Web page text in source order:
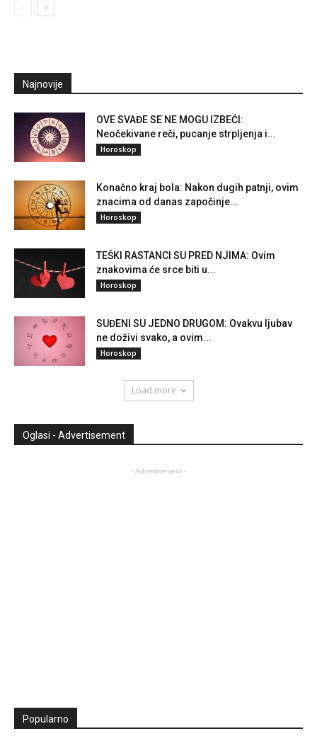
Najnovije
OVE SVAĐE SE NE MOGU IZBEĆI:
Neočekivane reči, pucanje strpljenja i...
Horoskop
Konačno kraj bola: Nakon dugih patnji, ovim
znacima od danas započinje...
Horoskop
TEŠKI RASTANCI SU PRED NJIMA: Ovim
znakovima će srce biti u...
Horoskop
SUĐENI SU JEDNO DRUGOM: Ovakvu ljubav
ne doživi svako, a ovim...
Horoskop
Load more
Oglasi - Advertisement
- Advertisement -
Popularno